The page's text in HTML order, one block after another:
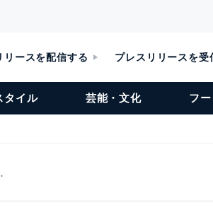
リースを配信する プレスリリースを受
タイル 芸能・文化 フ